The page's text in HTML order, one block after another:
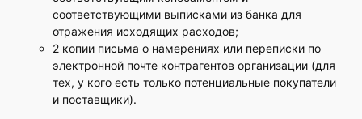
соответствующими выписками из банка для
отражения исходящих расходов;
2 копии письма о намерениях или переписки по
электронной почте контрагентов организации (для
тех, у кого есть только потенциальные покупатели
и поставщики).